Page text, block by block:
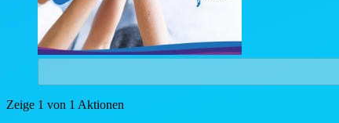
Zeige 1 von 1 Aktionen